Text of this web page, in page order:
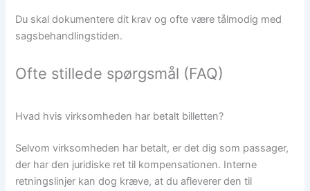
Du skal dokumentere dit krav og ofte være tålmodig med
sagsbehandlingstiden.
Ofte stillede spørgsmål (FAQ)
Hvad hvis virksomheden har betalt billetten?
Selvom virksomheden har betalt, er det dig som passager,
der har den juridiske ret til kompensationen. Interne
retningslinjer kan dog kræve, at du afleverer den til